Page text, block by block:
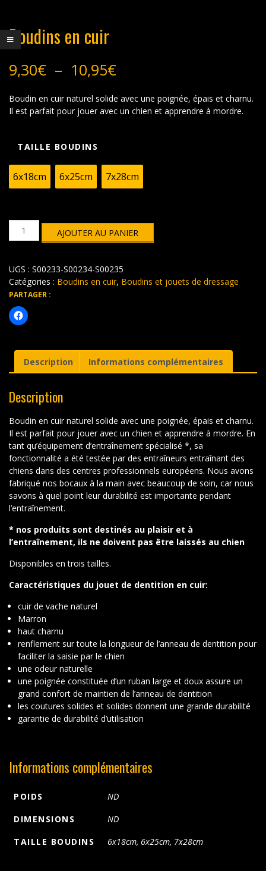
Boudins en cuir
9,30€ – 10,95€Plage
prix :
9,30€
à
Boudin en cuir naturel solide avec une poignée, épais et charnu.
Il est parfait pour jouer avec un chien et apprendre à mordre.
TAILLE BOUDINS
6x18cm 6x25cm 7x28cm
quantité
cuir
AJOUTER AU PANIER
UGS : S00233-S00234-S00235
Catégories : Boudins en cuir, Boudins et jouets de dressage
PARTAGER :
Description Informations complémentaires
Description
Boudin en cuir naturel solide avec une poignée, épais et charnu.
Il est parfait pour jouer avec un chien et apprendre à mordre. En
tant qu’équipement d’entraînement spécialisé *, sa
fonctionnalité a été testée par des entraîneurs entraînant des
chiens dans des centres professionnels européens. Nous avons
fabriqué nos bocaux à la main avec beaucoup de soin, car nous
savons à quel point leur durabilité est importante pendant
l’entraînement.
* nos produits sont destinés au plaisir et à
l’entraînement, ils ne doivent pas être laissés au chien
Disponibles en trois tailles.
Caractéristiques du jouet de dentition en cuir:
cuir de vache naturel
Marron
haut charnu
renflement sur toute la longueur de l’anneau de dentition pour
faciliter la saisie par le chien
une odeur naturelle
une poignée constituée d’un ruban large et doux assure un
grand confort de maintien de l’anneau de dentition
les coutures solides et solides donnent une grande durabilité
garantie de durabilité d’utilisation
Informations complémentaires
POIDS
ND
DIMENSIONS
ND
TAILLE BOUDINS
6x18cm, 6x25cm, 7x28cm